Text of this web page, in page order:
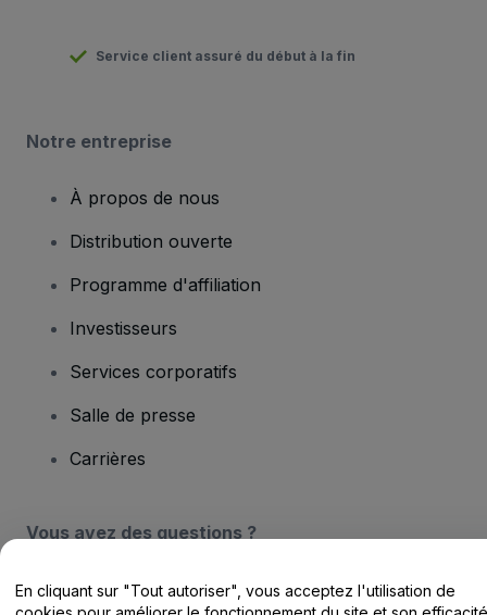
Service client assuré du début à la fin
Notre entreprise
À propos de nous
Distribution ouverte
Programme d'affiliation
Investisseurs
Services corporatifs
Salle de presse
Carrières
Vous avez des questions ?
Centre d'assistance / Nous contacter
En cliquant sur "Tout autoriser", vous acceptez l'utilisation de